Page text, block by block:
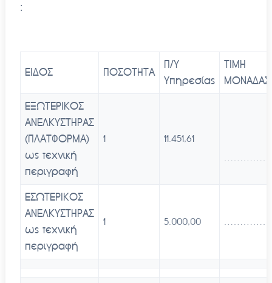
:
ΕΙΔΟΣ ΠΟΣΟΤΗΤΑ
Π/Υ
Υπηρεσίας
ΤΙΜΗ
ΜΟΝΑΔΑΣ
ΕΞΩΤΕΡΙΚΟΣ
ΑΝΕΛΚΥΣΤΗΡΑΣ
(ΠΛΑΤΦΟΡΜΑ)
ως τεχνική
περιγραφή
1
11.451,61
……………
ΕΣΩΤΕΡΙΚΟΣ
ΑΝΕΛΚΥΣΤΗΡΑΣ
ως τεχνική
περιγραφή
1 5.000,00 ……………